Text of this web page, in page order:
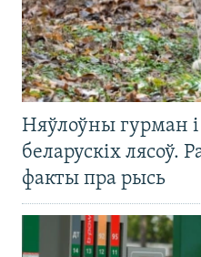
Няўлоўны гурман
беларускіх лясоў.
факты пра рысь